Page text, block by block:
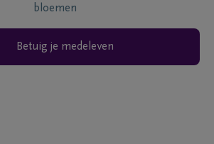
bloemen
Betuig je medeleven